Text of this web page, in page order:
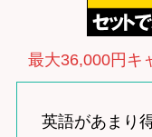
最大36,000円キ
英語があまり